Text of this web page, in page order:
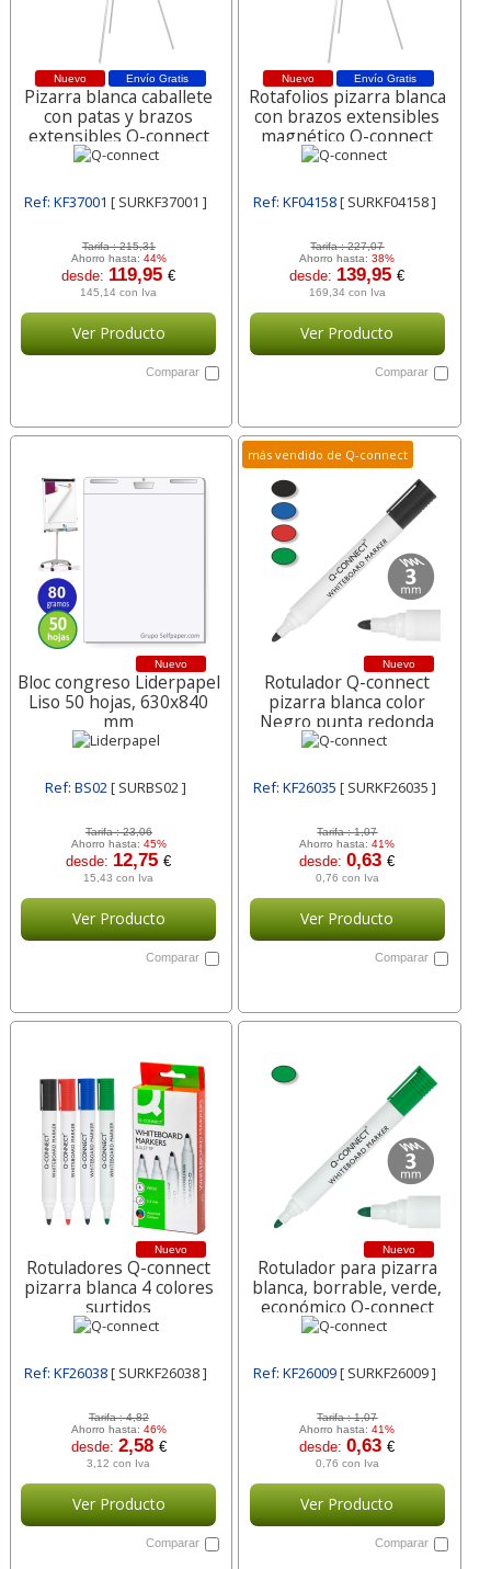
Envío Gratis
Nuevo
Pizarra blanca caballete
con patas y brazos
extensibles Q-connect
Ref: KF37001[ SURKF37001 ]
Tarifa :215,31
Ahorro hasta: 44%
desde: 119,95€
145,14 con Iva
Ver Producto
Comparar
Envío Gratis
Nuevo
Rotafolios pizarra blanca
con brazos extensibles
magnético Q-connect
Ref: KF04158[ SURKF04158 ]
Tarifa :227,07
Ahorro hasta:38%
desde: 139,95€
169,34 con Iva
Ver Producto
Comparar
Nuevo
Bloc congreso Liderpapel
Liso 50 hojas, 630x840
mm
Ref: BS02[ SURBS02 ]
Tarifa :23,06
Ahorro hasta: 45%
desde: 12,75€
15,43 con Iva
Ver Producto
Comparar
más vendido de Q-connect
Nuevo
Rotulador Q-connect
pizarra blanca color
Negro punta redonda
Ref: KF26035 [ SURKF26035 ]
Tarifa :1,07
Ahorro hasta:41%
desde:0,63€
0,76 con Iva
Ver Producto
Comparar
Nuevo
Rotuladores Q-connect
pizarra blanca 4 colores
surtidos
Ref: KF26038[ SURKF26038 ]
Tarifa :4,82
Ahorro hasta: 46%
desde: 2,58 €
3,12 con Iva
Ver Producto
Comparar
Nuevo
Rotulador para pizarra
blanca, borrable, verde,
económico Q-connect
Ref: KF26009[ SURKF26009 ]
Tarifa :1,07
Ahorro hasta:41%
desde:0,63€
0,76 con Iva
Ver Producto
Comparar